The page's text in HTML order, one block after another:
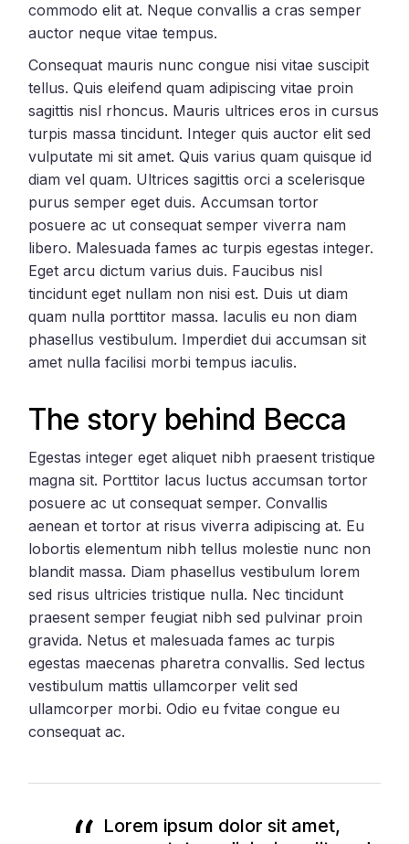
commodo elit at. Neque convallis a cras semper
auctor neque vitae tempus.
Consequat mauris nunc congue nisi vitae suscipit
tellus. Quis eleifend quam adipiscing vitae proin
sagittis nisl rhoncus. Mauris ultrices eros in cursus
turpis massa tincidunt. Integer quis auctor elit sed
vulputate mi sit amet. Quis varius quam quisque id
diam vel quam. Ultrices sagittis orci a scelerisque
purus semper eget duis. Accumsan tortor
posuere ac ut consequat semper viverra nam
libero. Malesuada fames ac turpis egestas integer.
Eget arcu dictum varius duis. Faucibus nisl
tincidunt eget nullam non nisi est. Duis ut diam
quam nulla porttitor massa. Iaculis eu non diam
phasellus vestibulum. Imperdiet dui accumsan sit
amet nulla facilisi morbi tempus iaculis.
The story behind Becca
Egestas integer eget aliquet nibh praesent tristique
magna sit. Porttitor lacus luctus accumsan tortor
posuere ac ut consequat semper. Convallis
aenean et tortor at risus viverra adipiscing at. Eu
lobortis elementum nibh tellus molestie nunc non
blandit massa. Diam phasellus vestibulum lorem
sed risus ultricies tristique nulla. Nec tincidunt
praesent semper feugiat nibh sed pulvinar proin
gravida. Netus et malesuada fames ac turpis
egestas maecenas pharetra convallis. Sed lectus
vestibulum mattis ullamcorper velit sed
ullamcorper morbi. Odio eu fvitae congue eu
consequat ac.
Lorem ipsum dolor sit amet,